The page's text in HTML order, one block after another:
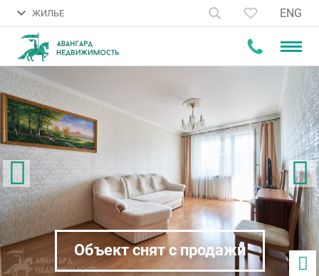
ЖИЛЬЕ ENG
Объект снят с продажи